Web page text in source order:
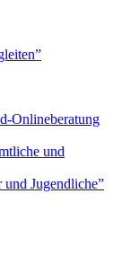
Onlineberatung
und
Jugendliche”